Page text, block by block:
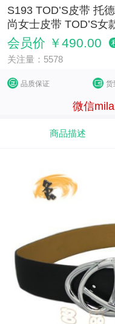
S193 TOD’S皮带 托
尚女士皮带 TOD’S女
会员价 ￥490.00
关注量：5578
品质保证 货
微信
商品描述